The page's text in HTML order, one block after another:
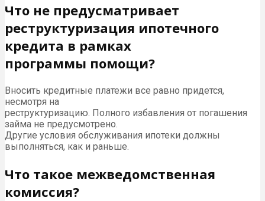
Что не предусматривает
реструктуризация ипотечного
кредита в рамках
программы помощи?
Вносить кредитные платежи все равно придется,
несмотря на
реструктуризацию. Полного избавления от погашения
займа не предусмотрено.
Другие условия обслуживания ипотеки должны
выполняться, как и раньше.
Что такое межведомственная
комиссия?